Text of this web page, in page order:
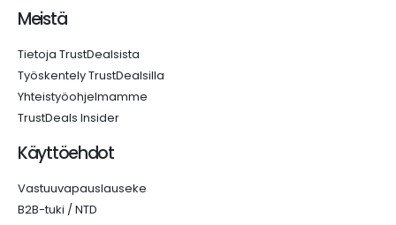
Meistä
Tietoja TrustDealsista
Työskentely TrustDealsilla
Yhteistyöohjelmamme
TrustDeals Insider
Käyttöehdot
Vastuuvapauslauseke
B2B-tuki / NTD